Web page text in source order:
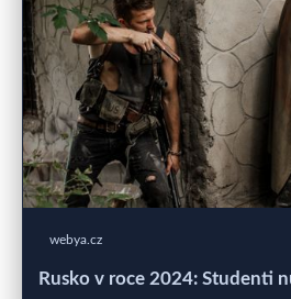
webya.cz
Rusko v roce 2024: Studenti